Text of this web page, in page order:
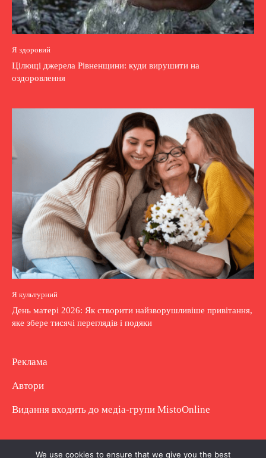
Я здоровий
Цілющі джерела Рівненщини: куди вирушити на
оздоровлення
Я культурний
День матері 2026: Як створити найзворушливіше привітання,
яке збере тисячі переглядів і подяки
Реклама
Автори
Видання входить до медіа-групи MistoOnline
Copyright © Повне використання матеріалу
We use cookies to ensure that we give you the best